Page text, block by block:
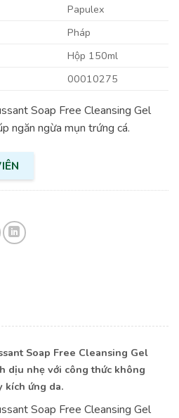
Papulex
Pháp
Hộp 150ml
00010275
Soap Free Cleansing Gel
ngăn ngừa mụn trứng cá.
Soap Free Cleansing Gel
dịu nhẹ với công thức không
kích ứng da.
Soap Free Cleansing Gel